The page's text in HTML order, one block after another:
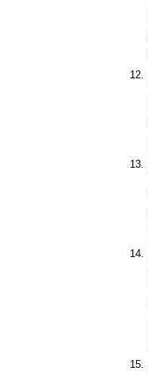
12.
13.
14.
15.